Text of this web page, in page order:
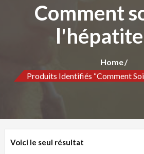
Comment
l'hépatite
Home
Produits Identifiés “Comment
Voici le seul résultat